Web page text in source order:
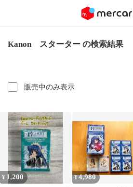
Kanon スターター の検索結果
販売中のみ表示
¥ 1,200 ¥4,980